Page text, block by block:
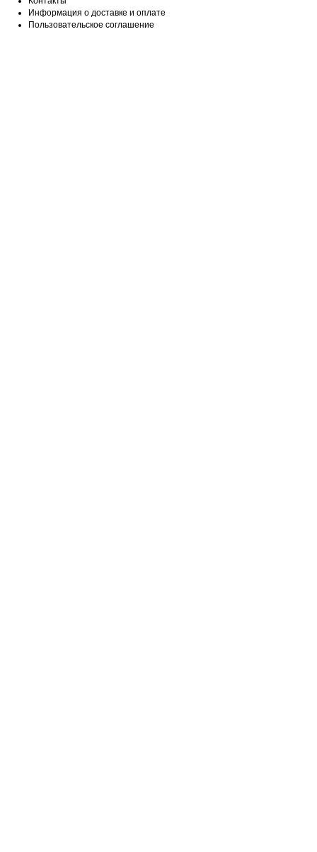
Информация о доставке и оплате
Пользовательское соглашение